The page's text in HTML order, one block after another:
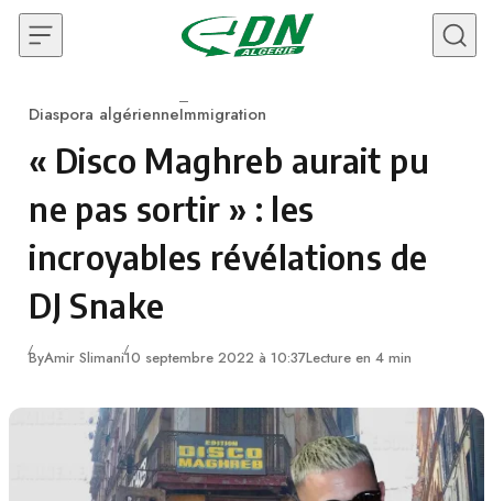
Skip to content
Category
Diaspora algérienneImmigration
« Disco Maghreb aurait pu
ne pas sortir » : les
incroyables révélations de
DJ Snake
ByAmir Slimani10 septembre 2022 à 10:37Lecture en 4 min